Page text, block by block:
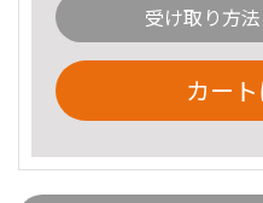
受け取り方
カー